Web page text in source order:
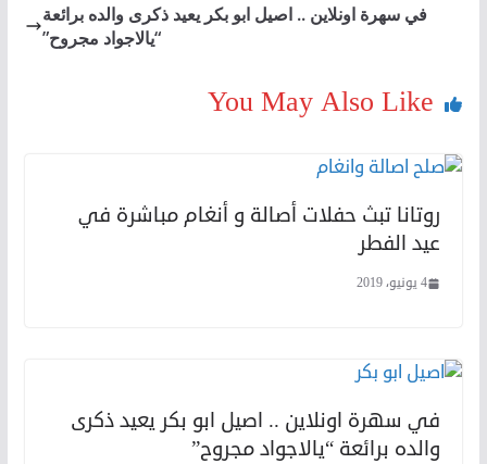
في سهرة اونلاين .. اصيل ابو بكر يعيد ذكرى والده برائعة
“يالاجواد مجروح”
You May Also Like
روتانا تبث حفلات أصالة و أنغام مباشرة في
عيد الفطر
4 يونيو، 2019
في سهرة اونلاين .. اصيل ابو بكر يعيد ذكرى
والده برائعة “يالاجواد مجروح”